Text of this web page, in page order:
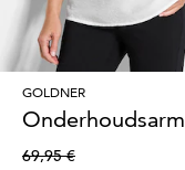
GOLDNER
69,95 €